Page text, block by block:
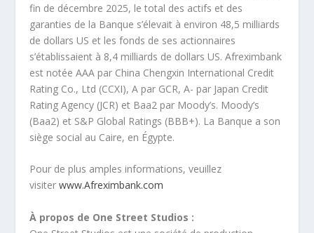
fin de décembre 2025, le total des actifs et des
garanties de la Banque s’élevait à environ 48,5 milliards
de dollars US et les fonds de ses actionnaires
s’établissaient à 8,4 milliards de dollars US. Afreximbank
est notée AAA par China Chengxin International Credit
Rating Co., Ltd (CCXI), A par GCR, A- par Japan Credit
Rating Agency (JCR) et Baa2 par Moody’s. Moody’s
(Baa2) et S&P Global Ratings (BBB+). La Banque a son
siège social au Caire, en Égypte.
Pour de plus amples informations, veuillez
visiterwww.Afreximbank.com
À propos de One Street Studios :